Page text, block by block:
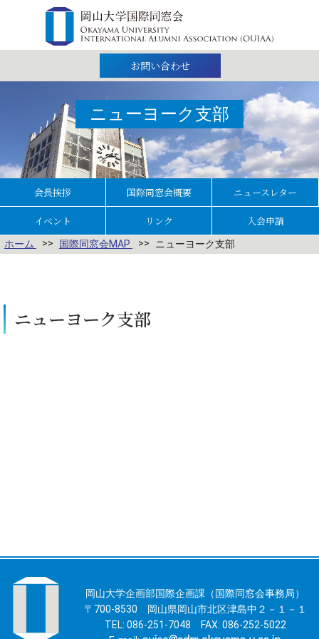
お問い合わせ
ニューヨーク支部
会長挨拶 国際同窓会概要 ニュースレター
イベント リンク 入会申請
ホーム 国際同窓会MAP ニューヨーク支部
ニューヨーク支部
岡山大学企画部国際企画課（国際同窓会事務局）
〒700-8530 岡山県岡山市北区津島中２－１－１
TEL: 086-251-7048 FAX: 086-252-5022